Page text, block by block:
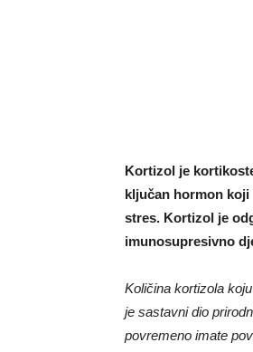
Kortizol je
ključan hormon
stres. Kortizol je
imunosupresivno
Količina kortizola
je sastavni dio
povremeno imate